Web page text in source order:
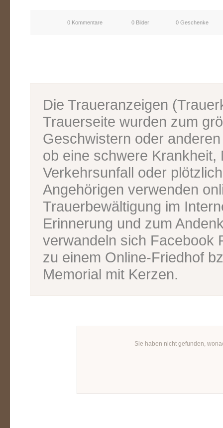
0 Kommentare 0 Bilder 0 Geschenke
Die Traueranzeigen
Trauerseite wurden zum
Geschwistern oder
ob eine schwere Krankheit,
Verkehrsunfall oder
Angehörigen verwenden
Trauerbewältigung im
Erinnerung und zum
verwandeln sich Facebook
zu einem Online-Friedhof
Memorial mit Kerzen.
Sie haben nicht gefunden,